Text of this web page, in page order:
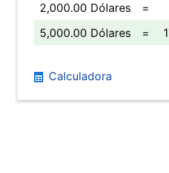
2,000.00 Dólares
=
5,000.00 Dólares
=
Calculadora